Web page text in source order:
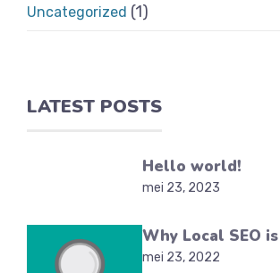
Uncategorized (1)
LATEST POSTS
Hello world!
mei 23, 2023
Why Local SEO
mei 23, 2022